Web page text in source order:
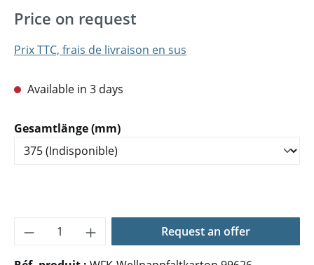
Price on request
Prix TTC, frais de livraison en sus
Available in 3 days
Sélectionnez
Gesamtlänge (mm)
Quantité de produit : Entrez la
Request an offer